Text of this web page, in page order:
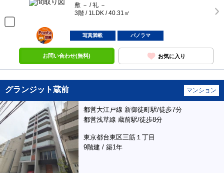
敷 － / 礼 －
3階 / 1LDK / 40.31㎡
ポンタ
部屋
写真満載 パノラマ
お問い合わせ(無料) お気に入り
グランジット蔵前 マンション
都営大江戸線 新御徒町駅/徒歩7分
都営浅草線 蔵前駅/徒歩8分
東京都台東区三筋１丁目
9階建 / 築1年